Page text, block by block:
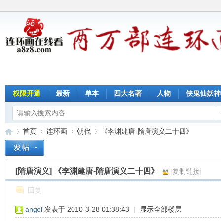
权限开通 最新 单本 四大名著 人物 侠鬼仙妖神
»
首页
›
连环画
›
朝代
›
《李渊建唐-隋唐演义二十四》
[隋唐演义] 《李渊建唐-隋唐演义二十四》 [复制链接]
回复
angel 发表于 2010-3-28 01:38:43 | 显示全部楼层